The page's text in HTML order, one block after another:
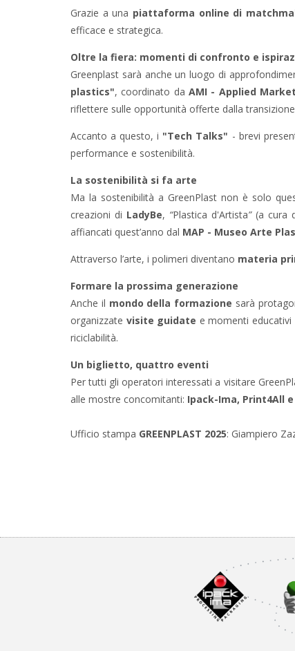
Grazie a una piattaforma online di
efficace e strategica.
Oltre la fiera: momenti di confronto e
Greenplast sarà anche un luogo di
plastics", coordinato da AMI - Applied
riflettere sulle opportunità offerte dalla
Accanto a questo, i "Tech Talks" - brevi
performance e sostenibilità.
La sostenibilità si fa arte
Ma la sostenibilità a GreenPlast non è solo
creazioni di LadyBe, “Plastica d'Artista”(a cura
affiancati quest’anno dal MAP - Museo Arte
Attraverso l’arte, i polimeri diventano materia
Formare la prossima generazione
Anche il mondo della formazione sarà
organizzate visite guidate e momenti educativi
riciclabilità.
Un biglietto, quattro eventi
Per tutti gli operatori interessati a visitare
alle mostre concomitanti: Ipack-Ima, Print4All
Ufficio stampa GREENPLAST 2025: Giampiero